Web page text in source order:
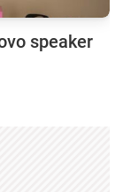
speaker